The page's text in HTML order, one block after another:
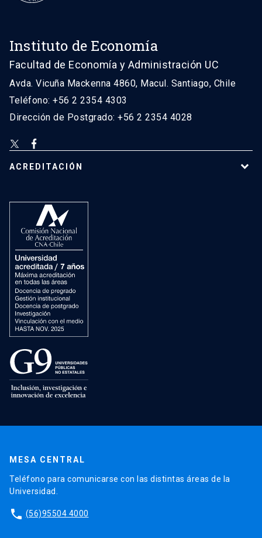
Instituto de Economía
Facultad de Economía y Administración UC
Avda. Vicuña Mackenna 4860, Macul. Santiago, Chile
Teléfono: +56 2 2354 4303
Dirección de Postgrado: +56 2 2354 4028
ACREDITACIÓN
MESA CENTRAL
Teléfono para comunicarse con las distintas áreas de la
Universidad.
phone (56)95504 4000